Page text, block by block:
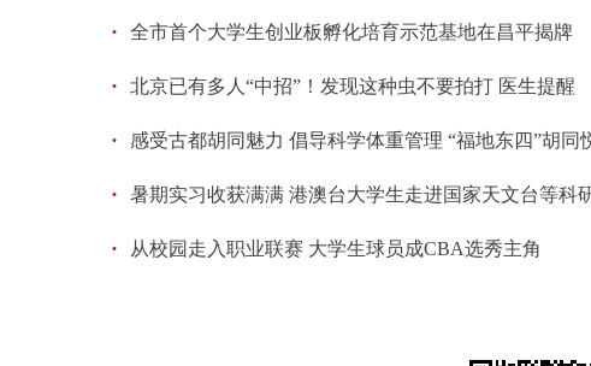
· 全市首个大学生创业板孵化培育示范基地在昌平揭牌
· 北京已有多人“中招”！发现这种虫不要拍打 医生提醒
· 感受古都胡同魅力 倡导科学体重管理 “福地东四”胡同
· 暑期实习收获满满 港澳台大学生走进国家天文台等科
· 从校园走入职业联赛 大学生球员成CBA选秀主角